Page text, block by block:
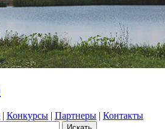
| Конкурсы | Партнеры | Контакты